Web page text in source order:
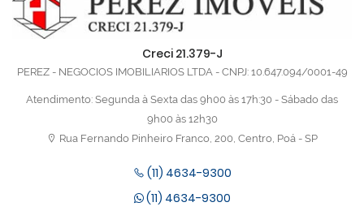
Creci 21.379-J
PEREZ - NEGOCIOS IMOBILIARIOS LTDA - CNPJ: 10.647.094/0001-49
Atendimento: Segunda à Sexta das 9h00 às 17h:30 - Sábado das
9h00 às 12h30
Rua Fernando Pinheiro Franco, 200, Centro, Poá - SP
(11) 4634-9300
(11) 4634-9300